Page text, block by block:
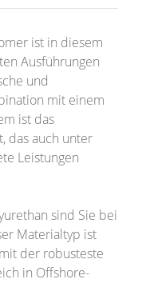
ist in diesem
Ausführungen
und
mit einem
ist das
das auch unter
Leistungen
sind Sie bei
Materialtyp ist
der robusteste
in Offshore-